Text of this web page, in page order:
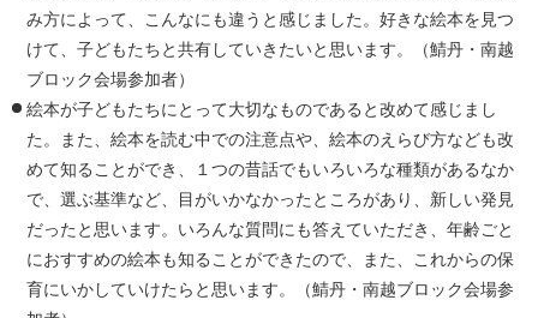
み方によって、こんなにも違うと感じました。好きな絵本を見つ
けて、子どもたちと共有していきたいと思います。（鯖丹・南越
ブロック会場参加者）
絵本が子どもたちにとって大切なものであると改めて感じまし
た。また、絵本を読む中での注意点や、絵本のえらび方なども改
めて知ることができ、１つの昔話でもいろいろな種類があるなか
で、選ぶ基準など、目がいかなかったところがあり、新しい発見
だったと思います。いろんな質問にも答えていただき、年齢ごと
におすすめの絵本も知ることができたので、また、これからの保
育にいかしていけたらと思います。（鯖丹・南越ブロック会場参